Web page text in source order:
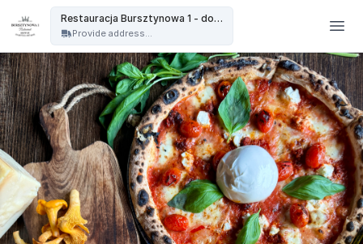
Restauracja Bursztynowa 1 - dowóz
Provide address...